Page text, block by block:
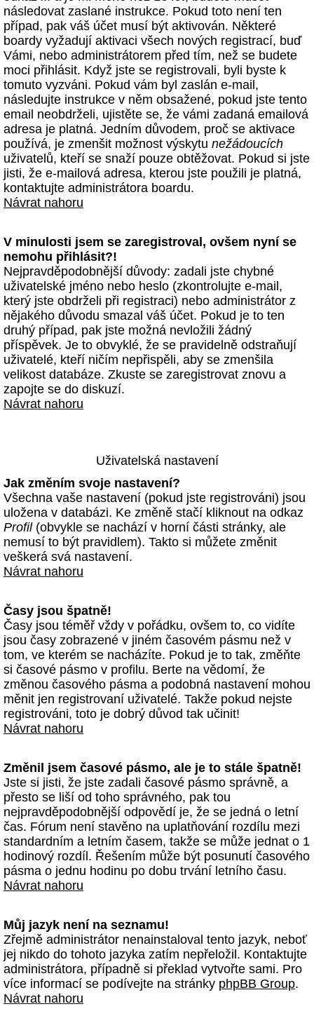
následovat zaslané instrukce. Pokud toto není ten
případ, pak váš účet musí být aktivován. Některé
boardy vyžadují aktivaci všech nových registrací, buď
Vámi, nebo administrátorem před tím, než se budete
moci přihlásit. Když jste se registrovali, byli byste k
tomuto vyzváni. Pokud vám byl zaslán e-mail,
následujte instrukce v něm obsažené, pokud jste tento
email neobdrželi, ujistěte se, že vámi zadaná emailová
adresa je platná. Jedním důvodem, proč se aktivace
používá, je zmenšit možnost výskytu nežádoucích
uživatelů, kteří se snaží pouze obtěžovat. Pokud si jste
jisti, že e-mailová adresa, kterou jste použili je platná,
kontaktujte administrátora boardu.
Návrat nahoru
V minulosti jsem se zaregistroval, ovšem nyní se
nemohu přihlásit?!
Nejpravděpodobnější důvody: zadali jste chybné
uživatelské jméno nebo heslo (zkontrolujte e-mail,
který jste obdrželi při registraci) nebo administrátor z
nějakého důvodu smazal váš účet. Pokud je to ten
druhý případ, pak jste možná nevložili žádný
příspěvek. Je to obvyklé, že se pravidelně odstraňují
uživatelé, kteří ničím nepřispěli, aby se zmenšila
velikost databáze. Zkuste se zaregistrovat znovu a
zapojte se do diskuzí.
Návrat nahoru
Uživatelská nastavení
Jak změním svoje nastavení?
Všechna vaše nastavení (pokud jste registrováni) jsou
uložena v databázi. Ke změně stačí kliknout na odkaz
Profil(obvykle se nachází v horní části stránky, ale
nemusí to být pravidlem). Takto si můžete změnit
veškerá svá nastavení.
Návrat nahoru
Časy jsou špatně!
Časy jsou téměř vždy v pořádku, ovšem to, co vidíte
jsou časy zobrazené v jiném časovém pásmu než v
tom, ve kterém se nacházíte. Pokud je to tak, změňte
si časové pásmo v profilu. Berte na vědomí, že
změnou časového pásma a podobná nastavení mohou
měnit jen registrovaní uživatelé. Takže pokud nejste
registrováni, toto je dobrý důvod tak učinit!
Návrat nahoru
Změnil jsem časové pásmo, ale je to stále špatně!
Jste si jisti, že jste zadali časové pásmo správně, a
přesto se liší od toho správného, pak tou
nejpravděpodobnější odpovědí je, že se jedná o letní
čas. Fórum není stavěno na uplatňování rozdílu mezi
standardním a letním časem, takže se může jednat o 1
hodinový rozdíl. Řešením může být posunutí časového
pásma o jednu hodinu po dobu trvání letního času.
Návrat nahoru
Můj jazyk není na seznamu!
Zřejmě administrátor nenainstaloval tento jazyk, neboť
jej nikdo do tohoto jazyka zatím nepřeložil. Kontaktujte
administrátora, případně si překlad vytvořte sami. Pro
více informací se podívejte na stránky phpBB Group.
Návrat nahoru